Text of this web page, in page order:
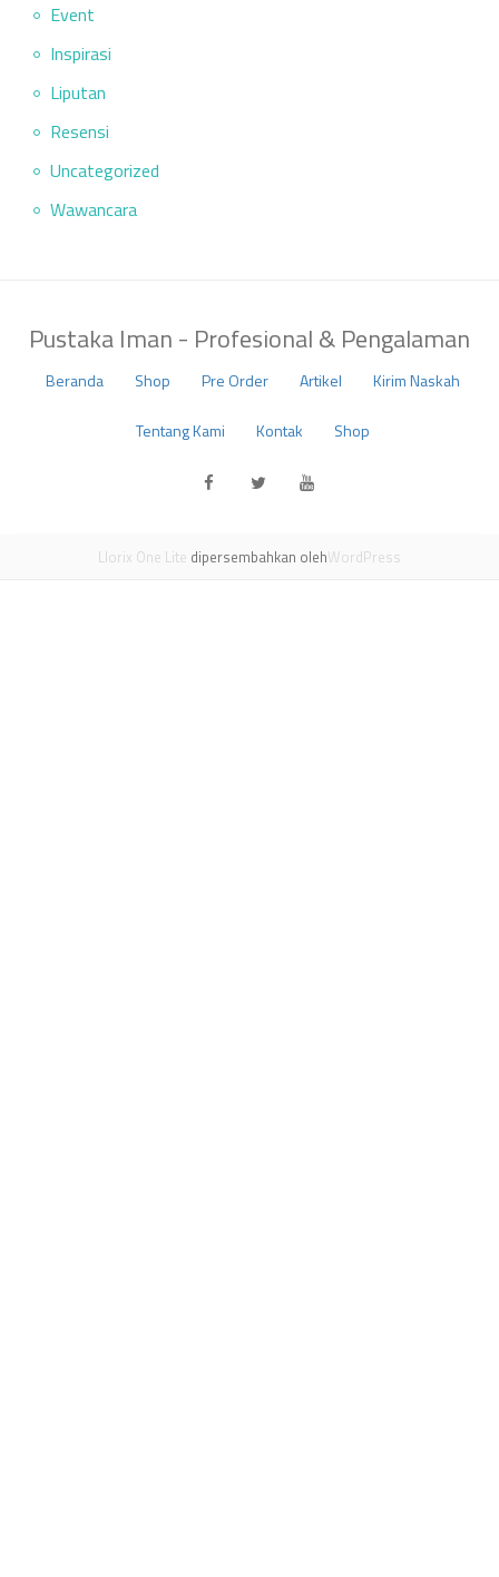
Event
Inspirasi
Liputan
Resensi
Uncategorized
Wawancara
Pustaka Iman - Profesional & Pengalaman
Menu
Kedua
Beranda Shop Pre Order Artikel Kirim Naskah
Tentang Kami Kontak Shop
fa-
fa-
fa-
Llorix One Lite dipersembahkan olehWordPress